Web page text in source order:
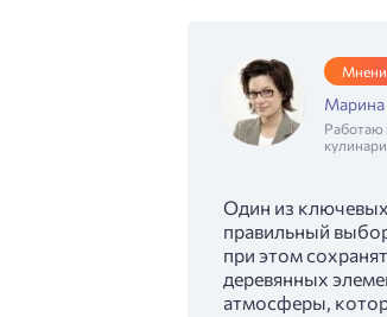
Марина
Работаю
Один из
правильный
при этом
деревянных
атмосферы,